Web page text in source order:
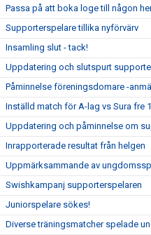
Passa på att boka loge till någon
Supporterspelare tillika nyförvärv
Insamling slut - tack!
Uppdatering och slutspurt
Påminnelse föreningsdomare -
Inställd match för A-lag vs Sura fre
Uppdatering och påminnelse om
Inrapporterade resultat från helgen
Uppmärksammande av
Swishkampanj supporterspelaren
Juniorspelare sökes!
Diverse träningsmatcher spelade